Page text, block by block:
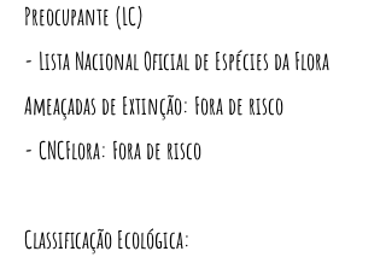
Preocupante (LC)
- Lista Nacional Oficial de Espécies da Flora
Ameaçadas de Extinção: Fora de risco
- CNCFlora: Fora de risco
Classificação Ecológica: